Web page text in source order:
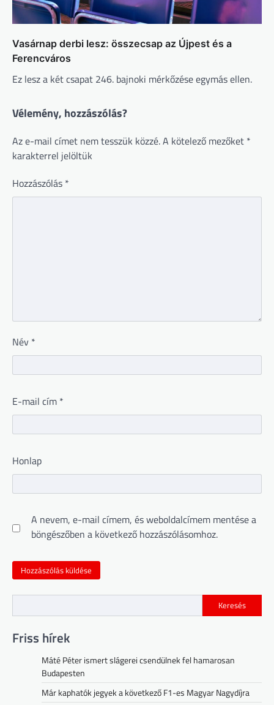
Vasárnap derbi lesz: összecsap az Újpest és a
Ferencváros
Ez lesz a két csapat 246. bajnoki mérkőzése egymás ellen.
Vélemény, hozzászólás?
Az e-mail címet nem tesszük közzé.A kötelező mezőket *
karakterrel jelöltük
Hozzászólás *
Név *
E-mail cím *
Honlap
A nevem, e-mail címem, és weboldalcímem mentése a
böngészőben a következő hozzászólásomhoz.
Keresés
Friss hírek
Máté Péter ismert slágerei csendülnek fel hamarosan
Budapesten
Már kaphatók jegyek a következő F1-es Magyar Nagydíjra